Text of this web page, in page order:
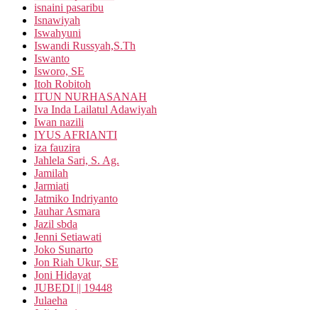
isnaini pasaribu
Isnawiyah
Iswahyuni
Iswandi Russyah,S.Th
Iswanto
Isworo, SE
Itoh Robitoh
ITUN NURHASANAH
Iva Inda Lailatul Adawiyah
Iwan nazili
IYUS AFRIANTI
iza fauzira
Jahlela Sari, S. Ag.
Jamilah
Jarmiati
Jatmiko Indriyanto
Jauhar Asmara
Jazil sbda
Jenni Setiawati
Joko Sunarto
Jon Riah Ukur, SE
Joni Hidayat
JUBEDI || 19448
Julaeha